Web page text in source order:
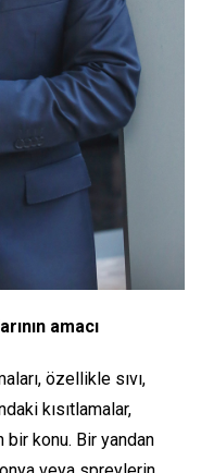
amacı
özellikle sıvı,
kısıtlamalar,
bir konu. Bir yandan